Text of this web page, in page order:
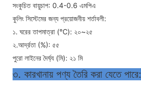
সংকুচিত বায়ুচাপ: 0.4-0.6 এমপিএ
কুলিং সিস্টেমের জন্য প্রয়োজনীয় শর্তাবলী:
১. ঘরের তাপমাত্রা (℃): ২০~২৫
২.আর্দ্রতা (%): ৫৫
পুরো লাইনের দৈর্ঘ্য (মি): ২১ মি
৩. কারখানায় পণ্য তৈরি করা যেতে পারে: